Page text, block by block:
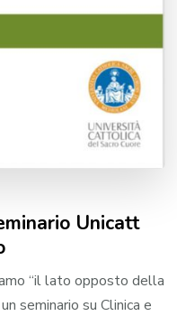
Unicatt
“il lato opposto della
seminario su Clinica e